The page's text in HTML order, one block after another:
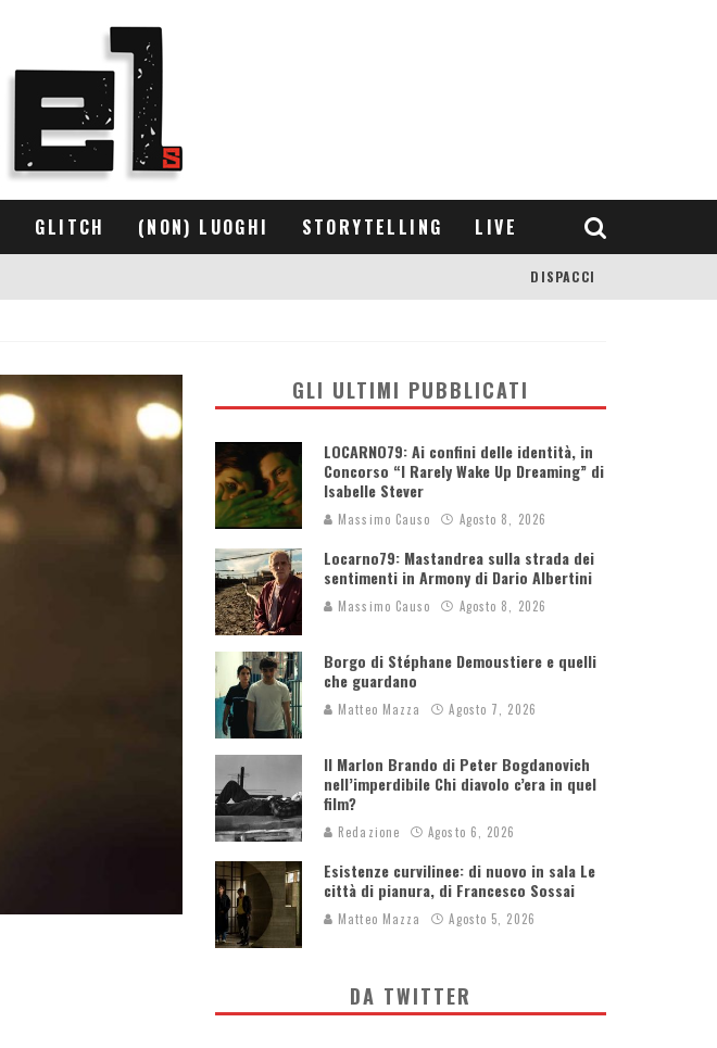
GLITCH (NON) LUOGHI STORYTELLING LIVE
DISPACCI
GLI ULTIMI PUBBLICATI
LOCARNO79: Ai confini delle identità, in
Concorso “I Rarely Wake Up Dreaming” di
Isabelle Stever
Massimo Causo Agosto 8, 2026
Locarno79: Mastandrea sulla strada dei
sentimenti in Armony di Dario Albertini
Massimo Causo Agosto 8, 2026
Borgo di Stéphane Demoustiere e quelli
che guardano
Matteo Mazza Agosto 7, 2026
Il Marlon Brando di Peter Bogdanovich
nell’imperdibile Chi diavolo c’era in quel
film?
Redazione Agosto 6, 2026
Esistenze curvilinee: di nuovo in sala Le
città di pianura, di Francesco Sossai
Matteo Mazza Agosto 5, 2026
DA TWITTER